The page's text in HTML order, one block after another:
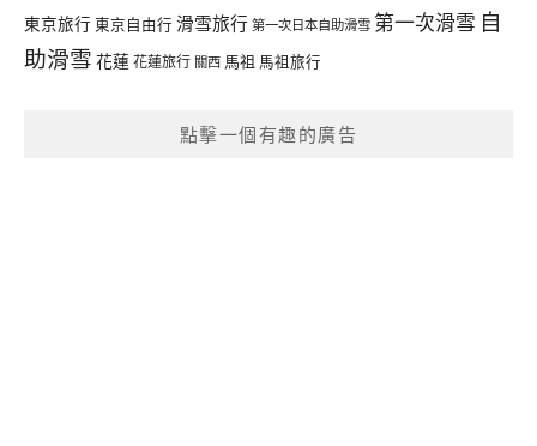
東京旅行 東京自由行 滑雪旅行 第一次日本自助滑雪 第一次滑雪 自
助滑雪 花蓮花蓮旅行 關西 馬祖 馬祖旅行
點擊一個有趣的廣告